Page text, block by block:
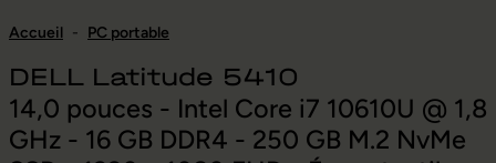
Accueil - PC portable
DELL Latitude 5410
14,0 pouces - Intel Core i7 10610U @ 1,8
GHz - 16 GB DDR4 - 250 GB M.2 NvMe